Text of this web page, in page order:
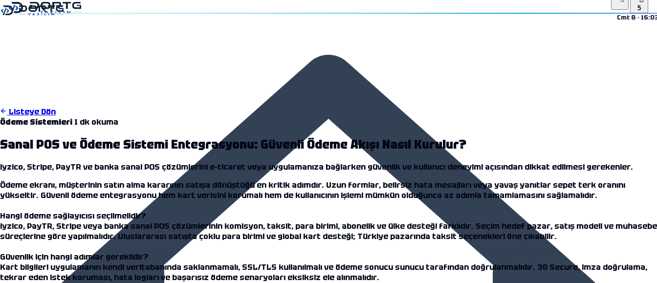
5
Cmt 8 ·
Listeye Dön
Ödeme Sistemleri 1 dk okuma
Sanal POS ve Ödeme Sistemi Entegrasyonu: Güvenli Ödeme Akışı Nasıl Kurulur?
iyzico, Stripe, PayTR ve banka sanal POS çözümlerini e-ticaret veya uygulamanıza bağlarken güvenlik ve kullanıcı deneyimi açısından dikkat edilmesi gerekenler.
Ödeme ekranı, müşterinin satın alma kararının satışa dönüştüğü en kritik adımdır. Uzun formlar, belirsiz hata mesajları veya yavaş yanıtlar sepet terk oranını
yükseltir. Güvenli ödeme entegrasyonu hem kart verisini korumalı hem de kullanıcının işlemi mümkün olduğunca az adımla tamamlamasını sağlamalıdır.
Hangi ödeme sağlayıcısı seçilmelidir?
iyzico, PayTR, Stripe veya banka sanal POS çözümlerinin komisyon, taksit, para birimi, abonelik ve ülke desteği farklıdır. Seçim hedef pazar, satış modeli ve muhasebe
süreçlerine göre yapılmalıdır. Uluslararası satışta çoklu para birimi ve global kart desteği; Türkiye pazarında taksit seçenekleri öne çıkabilir.
Güvenlik için hangi adımlar gereklidir?
Kart bilgileri uygulamanın kendi veritabanında saklanmamalı, SSL/TLS kullanılmalı ve ödeme sonucu sunucu tarafından doğrulanmalıdır. 3D Secure, imza doğrulama,
tekrar eden istek koruması, hata logları ve başarısız ödeme senaryoları eksiksiz ele alınmalıdır.